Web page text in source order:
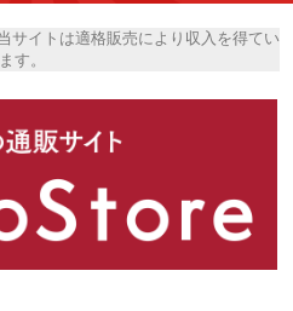
サイトは適格販売により収入を得てい
ます。